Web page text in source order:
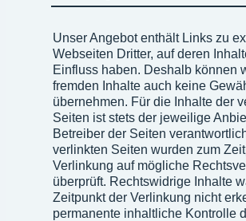
Unser Angebot enthält Links zu
Webseiten Dritter, auf deren
Einfluss haben. Deshalb können
fremden Inhalte auch keine
übernehmen. Für die Inhalte der
Seiten ist stets der jeweilige
Betreiber der Seiten
verlinkten Seiten wurden zum
Verlinkung auf mögliche
überprüft. Rechtswidrige Inhalte
Zeitpunkt der Verlinkung nicht
permanente inhaltliche Kontrolle